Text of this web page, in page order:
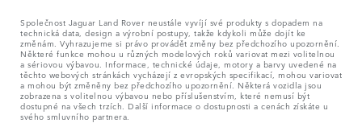
Společnost Jaguar Land Rover neustále vyvíjí své produkty s dopadem na
technická data, design a výrobní postupy, takže kdykoli může dojít ke
změnám. Vyhrazujeme si právo provádět změny bez předchozího upozornění.
Některé funkce mohou u různých modelových roků variovat mezi volitelnou
a sériovou výbavou. Informace, technické údaje, motory a barvy uvedené na
těchto webových stránkách vycházejí z evropských specifikací, mohou variovat
a mohou být změněny bez předchozího upozornění. Některá vozidla jsou
zobrazena s volitelnou výbavou nebo příslušenstvím, které nemusí být
dostupné na všech trzích. Další informace o dostupnosti a cenách získáte u
svého smluvního partnera.